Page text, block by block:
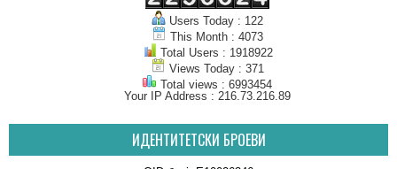
Users Today : 122
This Month : 4073
Total Users : 1918922
Views Today : 371
Total views : 6993454
Your IP Address : 216.73.216.89
ИДЕНТИТЕТСКИ БРОЕВИ